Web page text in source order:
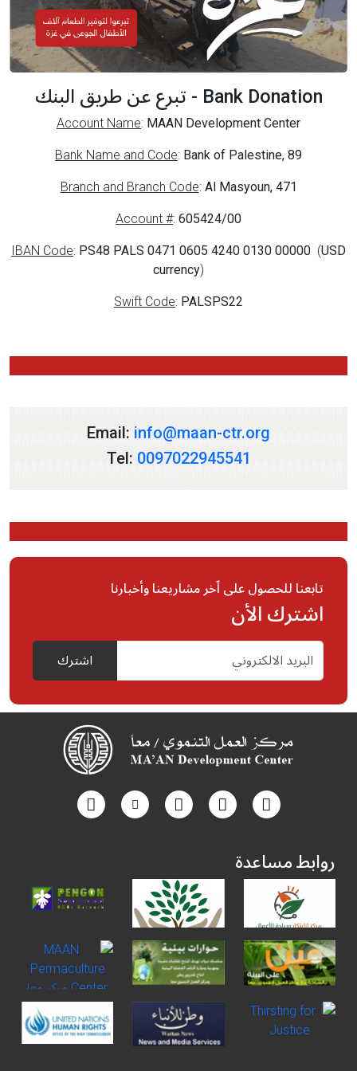
Bank Donation - تبرع عن طريق البنك
Account Name: MAAN Development Center
Bank Name and Code: Bank of Palestine, 89
Branch and Branch Code: Al Masyoun, 471
Account #: 605424/00
IBAN Code: PS48 PALS 0471 0605 4240 0130 00000 (USD
currency)
Swift Code: PALSPS22
Email: info@maan-ctr.org
Tel: 0097022945541
تابعنا للحصول على اّخر مشاريعنا وأخبارنا
اشترك الأن
اشترك
روابط مساعدة